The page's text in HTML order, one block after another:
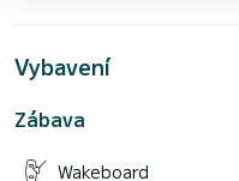
Vybavení
Zábava
Wakeboard